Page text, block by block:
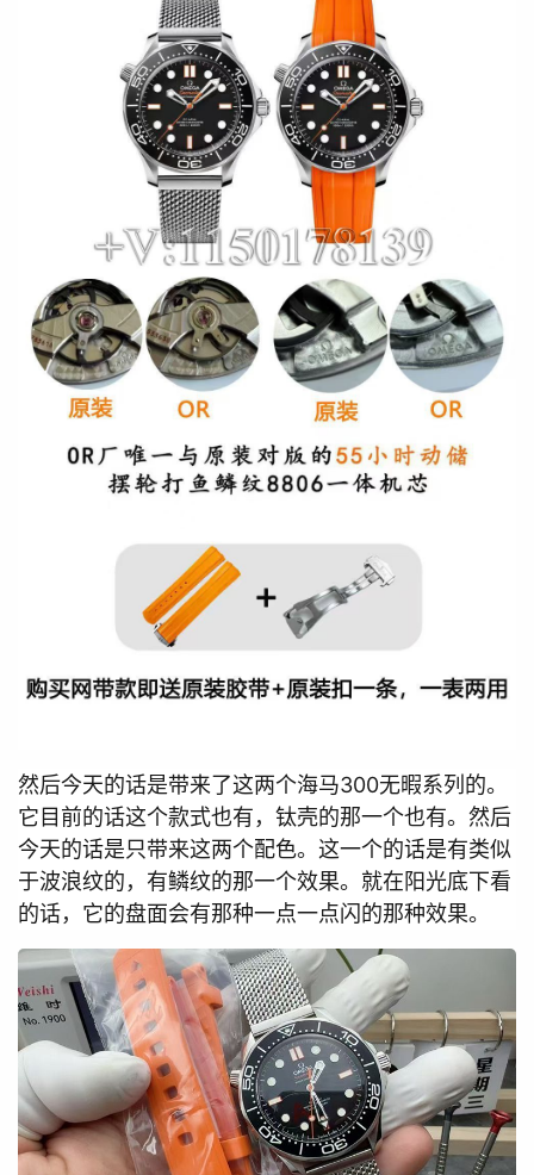
然后今天的话是带来了这两个海马300无暇系列的。
它目前的话这个款式也有，钛壳的那一个也有。然后
今天的话是只带来这两个配色。这一个的话是有类似
于波浪纹的，有鳞纹的那一个效果。就在阳光底下看
的话，它的盘面会有那种一点一点闪的那种效果。